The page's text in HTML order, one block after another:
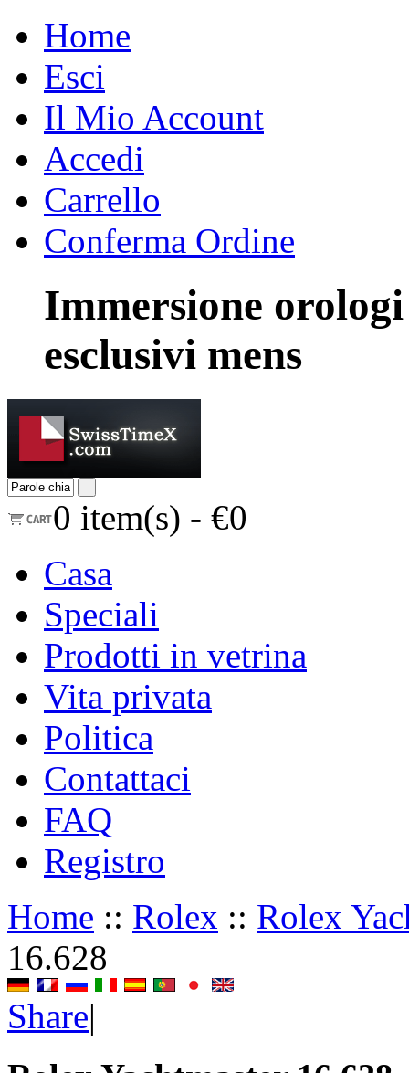
Home
Esci
Il Mio Account
Accedi
Carrello
Conferma Ordine
Immersione
esclusivi mens
0 item(s) - €0
Casa
Speciali
Prodotti in vetrina
Vita privata
Politica
Contattaci
FAQ
Registro
Home :: Rolex :: Rolex
16.628
Share|